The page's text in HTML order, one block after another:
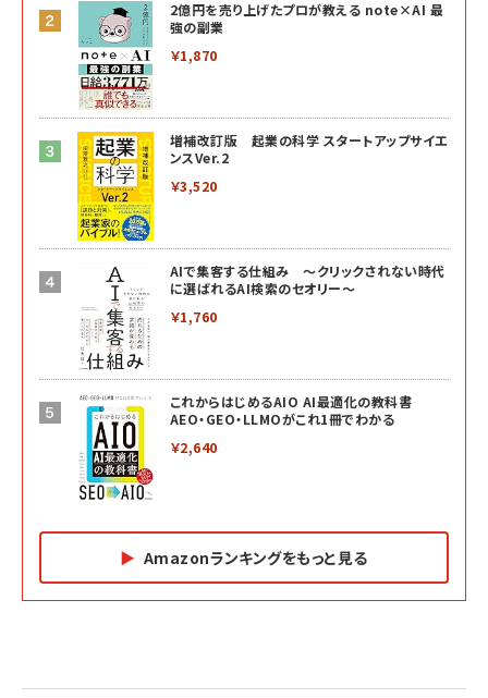
2億円を売り上げたプロが教える note×AI 最
強の副業
￥1,870
増補改訂版 起業の科学 スタートアップサイエ
ンスVer.2
￥3,520
AIで集客する仕組み ～クリックされない時代
に選ばれるAI検索のセオリー～
￥1,760
これからはじめるAIO AI最適化の教科書
AEO・GEO・LLMOがこれ1冊でわかる
￥2,640
Amazonランキングをもっと見る